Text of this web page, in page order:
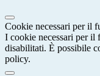
Cookie necessari per il
I cookie necessari per il
disabilitati. È possibile
policy.